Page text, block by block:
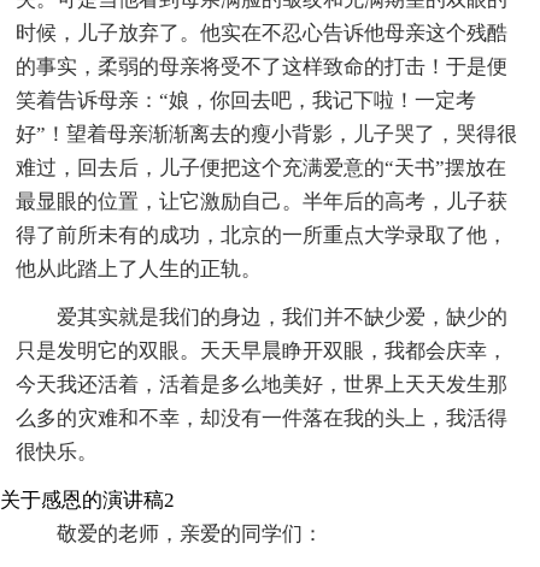
时候，儿子放弃了。他实在不忍心告诉他母亲这个残酷
的事实，柔弱的母亲将受不了这样致命的打击！于是便
笑着告诉母亲：“娘，你回去吧，我记下啦！一定考
好”！望着母亲渐渐离去的瘦小背影，儿子哭了，哭得很
难过，回去后，儿子便把这个充满爱意的“天书”摆放在
最显眼的位置，让它激励自己。半年后的高考，儿子获
得了前所未有的成功，北京的一所重点大学录取了他，
他从此踏上了人生的正轨。
爱其实就是我们的身边，我们并不缺少爱，缺少的
只是发明它的双眼。天天早晨睁开双眼，我都会庆幸，
今天我还活着，活着是多么地美好，世界上天天发生那
么多的灾难和不幸，却没有一件落在我的头上，我活得
很快乐。
关于感恩的演讲稿2
敬爱的老师，亲爱的同学们：